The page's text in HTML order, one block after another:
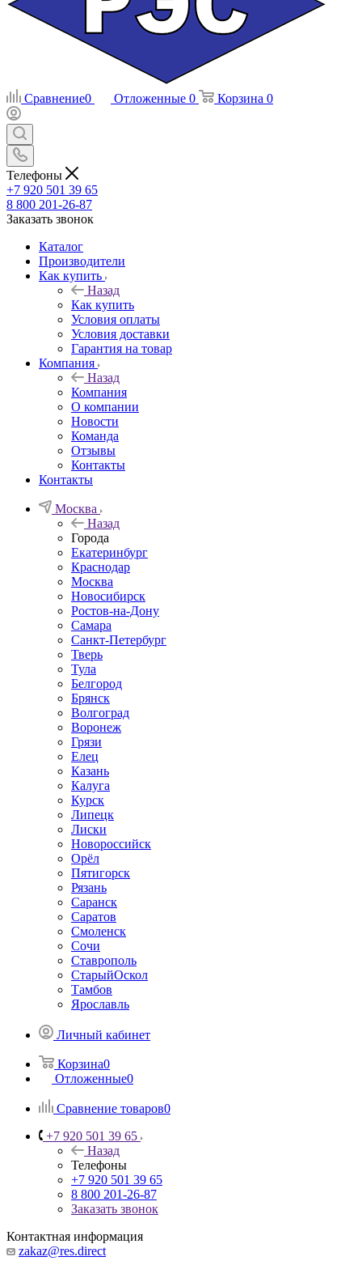
Сравнение0 Отложенные 0 Корзина 0
Телефоны
+7 920 501 39 65
8 800 201-26-87
Заказать звонок
Каталог
Производители
Как купить
Назад
Как купить
Условия оплаты
Условия доставки
Гарантия на товар
Компания
Назад
Компания
О компании
Новости
Команда
Отзывы
Контакты
Контакты
Москва
Назад
Города
Екатеринбург
Краснодар
Москва
Новосибирск
Ростов-на-Дону
Самара
Санкт-Петербург
Тверь
Тула
Белгород
Брянск
Волгоград
Воронеж
Грязи
Елец
Казань
Калуга
Курск
Липецк
Лиски
Новороссийск
Орёл
Пятигорск
Рязань
Саранск
Саратов
Смоленск
Сочи
Ставрополь
СтарыйОскол
Тамбов
Ярославль
Личный кабинет
Корзина0
Отложенные0
Сравнение товаров0
+7 920 501 39 65
Назад
Телефоны
+7 920 501 39 65
8 800 201-26-87
Заказать звонок
Контактная информация
zakaz@res.direct